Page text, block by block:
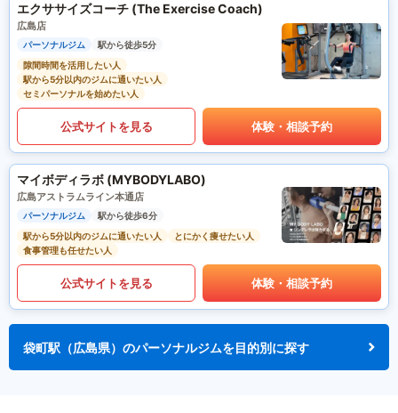
エクササイズコーチ (The Exercise Coach)
広島店
パーソナルジム
駅から徒歩5分
隙間時間を活用したい人
駅から5分以内のジムに通いたい人
セミパーソナルを始めたい人
公式サイトを見る 体験・相談予約
マイボディラボ (MYBODYLABO)
広島アストラムライン本通店
パーソナルジム
駅から徒歩6分
駅から5分以内のジムに通いたい人
とにかく痩せたい人
食事管理も任せたい人
公式サイトを見る 体験・相談予約
袋町駅（広島県）のパーソナルジムを目的別に探す